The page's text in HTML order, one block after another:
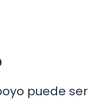
puede ser